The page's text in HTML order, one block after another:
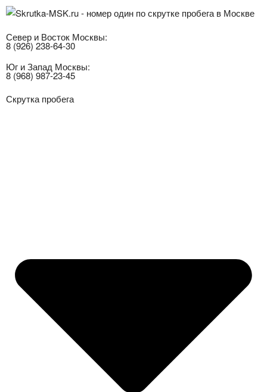
Север и Восток Москвы:
8 (926) 238-64-30
Юг и Запад Москвы:
8 (968) 987-23-45
Скрутка пробега